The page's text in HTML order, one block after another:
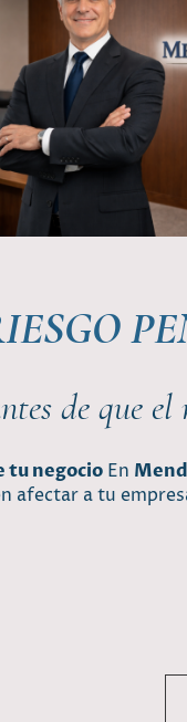
de que
tu negocio En
afectar a tu